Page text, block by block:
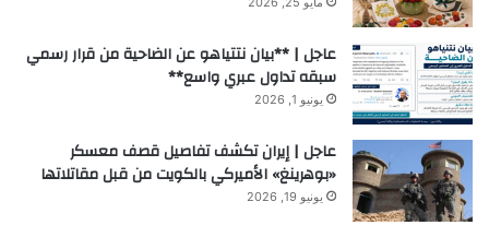
عاجل | **بيان نتتياهو عن الضاحية من قرار رسمي
سبقه تداول عبري واسع**
يونيو 1, 2026
عاجل | إيران تكشف تفاصيل قصف معسكر
«بوهرينغ» الأميركي بالكويت من قبل مقاتلاتها
يونيو 19, 2026